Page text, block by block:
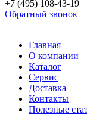
+7 (495) 108-43-19
Обратный звонок
Главная
О компании
Каталог
Сервис
Доставка
Контакты
Полезные